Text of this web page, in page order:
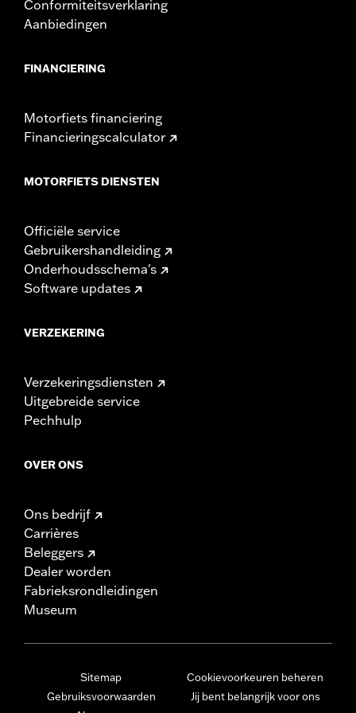
Conformiteitsverklaring
Aanbiedingen
FINANCIERING
Motorfiets financiering
Financieringscalculator
MOTORFIETS DIENSTEN
Officiële service
Gebruikershandleiding
Onderhoudsschema's
Software updates
VERZEKERING
Verzekeringsdiensten
Uitgebreide service
Pechhulp
OVER ONS
Ons bedrijf
Carrières
Beleggers
Dealer worden
Fabrieksrondleidingen
Museum
Sitemap
Gebruiksvoorwaarden
Cookievoorkeuren beheren
Jij bent belangrijk voor ons